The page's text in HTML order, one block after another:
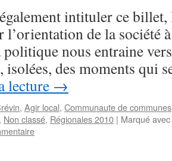
intituler ce billet,
l’orientation de la société
nous entraine
isolées, des moments qui
lecture →
, Agir local, Communaute de communes
, Non classé, Régionales 2010 | Marqué avec